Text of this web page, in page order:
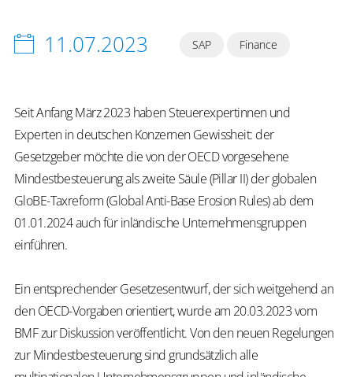
11.07.2023 SAP Finance
Seit Anfang März 2023 haben Steuerexpertinnen und
Experten in deutschen Konzernen Gewissheit: der
Gesetzgeber möchte die von der OECD vorgesehene
Mindestbesteuerung als zweite Säule (Pillar II) der globalen
GloBE-Taxreform (Global Anti-Base Erosion Rules) ab dem
01.01.2024 auch für inländische Unternehmensgruppen
einführen.
Ein entsprechender Gesetzesentwurf, der sich weitgehend an
den OECD-Vorgaben orientiert, wurde am 20.03.2023 vom
BMF zur Diskussion veröffentlicht. Von den neuen Regelungen
zur Mindestbesteuerung sind grundsätzlich alle